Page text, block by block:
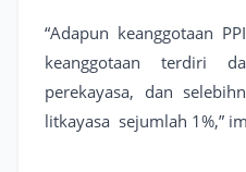
“Adapun keanggotaan
keanggotaan terdiri
perekayasa, dan
litkayasa sejumlah 1%,”